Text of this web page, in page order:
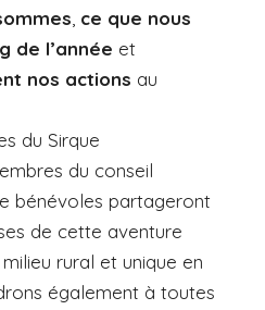
ce que nous
de l’année et
nos actions au
du Sirque
du conseil
bénévoles partageront
de cette aventure
rural et unique en
également à toutes